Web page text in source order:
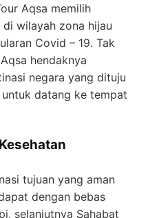
Aqsa memilih
wilayah zona hijau
Covid – 19. Tak
hendaknya
negara yang dituju
datang ke tempat
tujuan yang aman
dengan bebas
selanjutnya Sahabat